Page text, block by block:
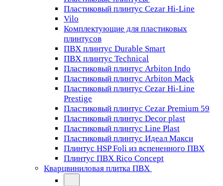
Пластиковый плинтус Cezar Hi-Line
Vilo
Комплектующие для пластиковых
плинтусов
ПВХ плинтус Durable Smart
ПВХ плинтус Technical
Пластиковый плинтус Arbiton Indo
Пластиковый плинтус Arbiton Mack
Пластиковый плинтус Cezar Hi-Line
Prestige
Пластиковый плинтус Cezar Premium 59
Пластиковый плинтус Decor plast
Пластиковый плинтус Line Plast
Пластиковый плинтус Идеал Макси
Плинтус HSP Foli из вспененного ПВХ
Плинтус ПВХ Rico Concept
Кварцвиниловая плитка ПВХ